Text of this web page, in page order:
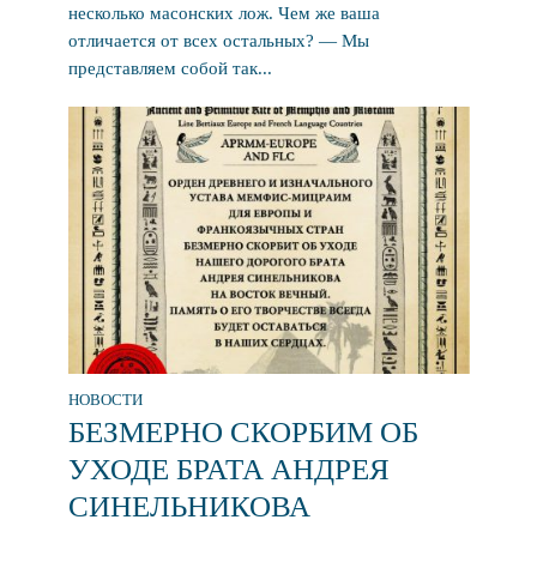
несколько масонских лож. Чем же ваша
отличается от всех остальных? — Мы
представляем собой так...
НОВОСТИ
БЕЗМЕРНО СКОРБИМ ОБ
УХОДЕ БРАТА АНДРЕЯ
СИНЕЛЬНИКОВА